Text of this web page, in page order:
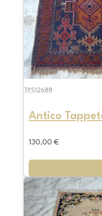
TPS12688
Antico
130,00 €